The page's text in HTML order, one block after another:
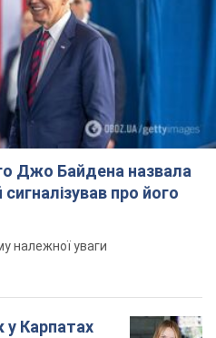
Джо Байдена назвала
про його
належної уваги
у Карпатах